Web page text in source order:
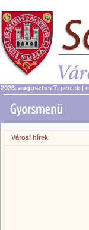
2026. augusztus 7. péntek |
Városi hírek